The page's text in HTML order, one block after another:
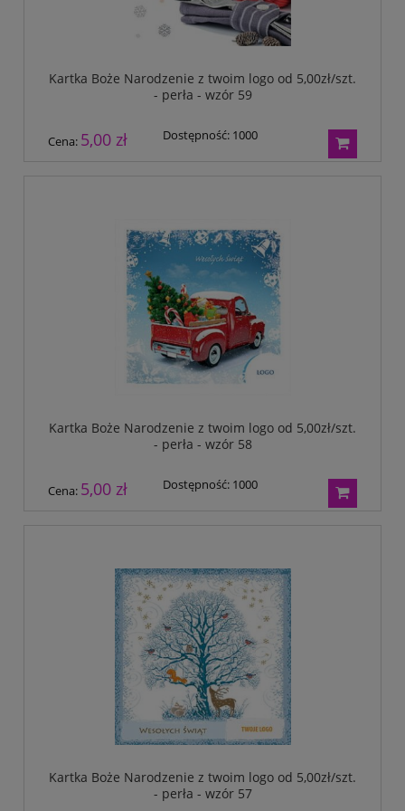
Kartka Boże Narodzenie z twoim logo od 5,00zł/szt.
- perła - wzór 59
Cena: 5,00 zł Dostępność: 1000
Kartka Boże Narodzenie z twoim logo od 5,00zł/szt.
- perła - wzór 58
Cena: 5,00 zł Dostępność: 1000
Kartka Boże Narodzenie z twoim logo od 5,00zł/szt.
- perła - wzór 57